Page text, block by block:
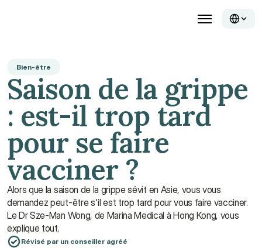
Bien-être
Saison de la grippe
: est-il trop tard
pour se faire
vacciner ?
Alors que la saison de la grippe sévit en Asie, vous vous
demandez peut-être s'il est trop tard pour vous faire vacciner.
Le Dr Sze-Man Wong, de Marina Medical à Hong Kong, vous
explique tout.
Révisé par un conseiller agréé